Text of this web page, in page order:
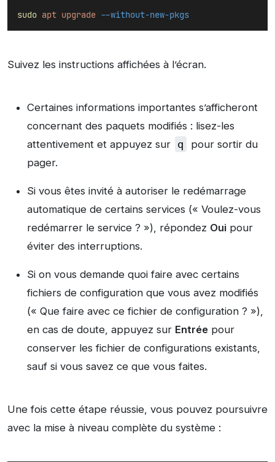
sudo apt upgrade --without-new-pkgs
Suivez les instructions affichées à l’écran.
Certaines informations importantes s’afficheront
concernant des paquets modifiés : lisez-les
attentivement et appuyez sur q
pour sortir du
pager.
Si vous êtes invité à autoriser le redémarrage
automatique de certains services (« Voulez-vous
redémarrer le service ? »), répondez Oui pour
éviter des interruptions.
Si on vous demande quoi faire avec certains
fichiers de configuration que vous avez modifiés
(« Que faire avec ce fichier de configuration ? »),
en cas de doute, appuyez sur Entrée pour
conserver les fichier de configurations existants,
sauf si vous savez ce que vous faites.
Une fois cette étape réussie, vous pouvez poursuivre
avec la mise à niveau complète du système :